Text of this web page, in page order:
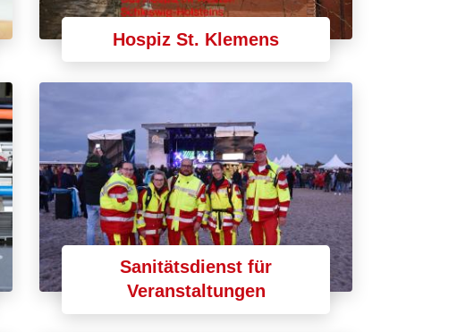
Hospiz St. Klemens
Sanitätsdienst für
Veranstaltungen